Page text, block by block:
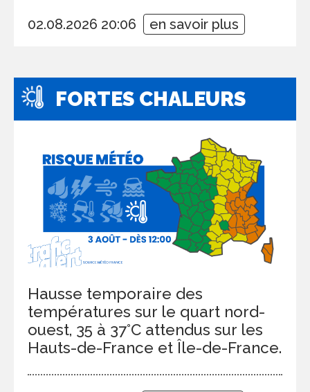
02.08.2026 20:06 en savoir plus
FORTES CHALEURS
Hausse temporaire des
températures sur le quart nord-
ouest, 35 à 37°C attendus sur les
Hauts-de-France et Île-de-France.